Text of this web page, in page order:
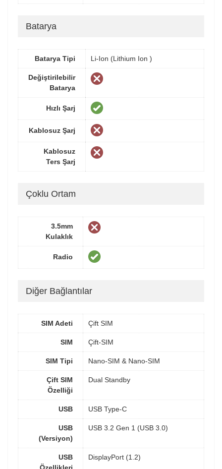
Batarya
Batarya Tipi Li-Ion (Lithium Ion )
Değiştirilebilir
Batarya
Hızlı Şarj
Kablosuz Şarj
Kablosuz
Ters Şarj
Çoklu Ortam
3.5mm
Kulaklık
Radio
Diğer Bağlantılar
SIM Adeti Çift SIM
SIM Çift-SIM
SIM Tipi Nano-SIM & Nano-SIM
Çift SIM
Özelliği
Dual Standby
USB USB Type-C
USB
(Versiyon)
USB 3.2 Gen 1 (USB 3.0)
USB
Özellikleri
DisplayPort (1.2)